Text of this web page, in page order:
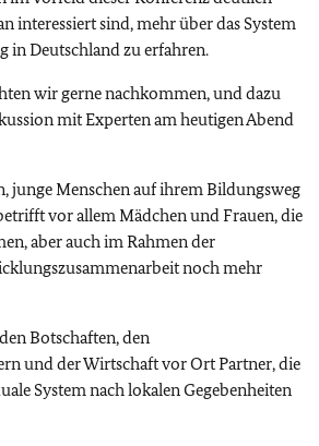
interessiert sind, mehr über das System
in Deutschland zu erfahren.
wir gerne nachkommen, und dazu
mit Experten am heutigen Abend
junge Menschen auf ihrem Bildungsweg
vor allem Mädchen und Frauen, die
aber auch im Rahmen der
noch mehr
Botschaften, den
und der Wirtschaft vor Ort Partner, die
System nach lokalen Gegebenheiten